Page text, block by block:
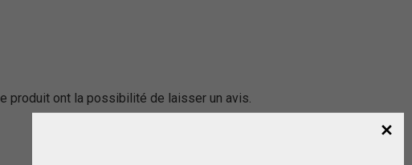
produit ont la possibilité de laisser un avis.